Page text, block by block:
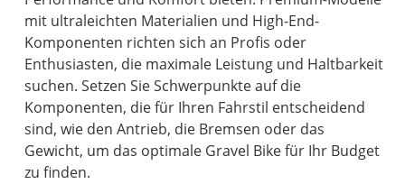
mit ultraleichten Materialien und High-End-
Komponenten richten sich an Profis oder
Enthusiasten, die maximale Leistung und Haltbarkeit
suchen. Setzen Sie Schwerpunkte auf die
Komponenten, die für Ihren Fahrstil entscheidend
sind, wie den Antrieb, die Bremsen oder das
Gewicht, um das optimale Gravel Bike für Ihr Budget
zu finden.